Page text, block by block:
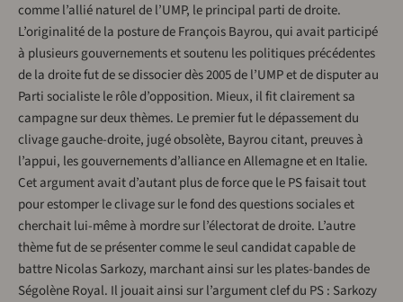
comme l’allié naturel de l’UMP, le principal parti de droite.
L’originalité de la posture de François Bayrou, qui avait participé
à plusieurs gouvernements et soutenu les politiques précédentes
de la droite fut de se dissocier dès 2005 de l’UMP et de disputer au
Parti socialiste le rôle d’opposition. Mieux, il fit clairement sa
campagne sur deux thèmes. Le premier fut le dépassement du
clivage gauche-droite, jugé obsolète, Bayrou citant, preuves à
l’appui, les gouvernements d’alliance en Allemagne et en Italie.
Cet argument avait d’autant plus de force que le PS faisait tout
pour estomper le clivage sur le fond des questions sociales et
cherchait lui-même à mordre sur l’électorat de droite. L’autre
thème fut de se présenter comme le seul candidat capable de
battre Nicolas Sarkozy, marchant ainsi sur les plates-bandes de
Ségolène Royal. Il jouait ainsi sur l’argument clef du PS : Sarkozy